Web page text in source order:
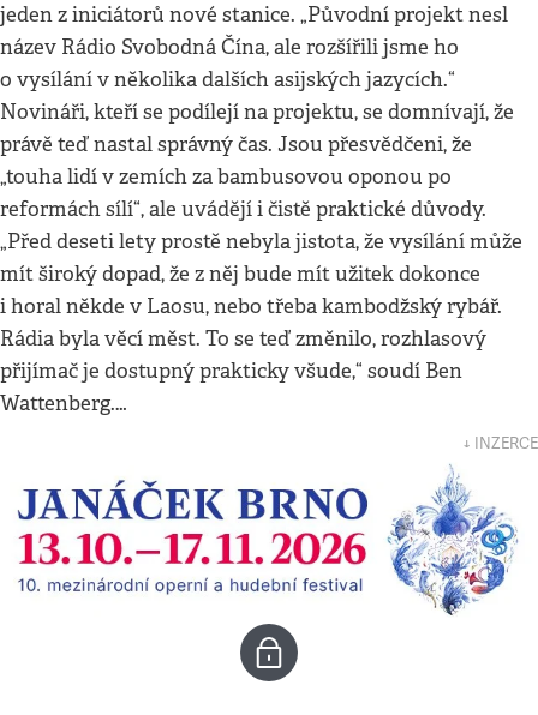
jeden z iniciátorů nové stanice. „Původní projekt nesl
název Rádio Svobodná Čína, ale rozšířili jsme ho
o vysílání v několika dalších asijských jazycích.“
Novináři, kteří se podílejí na projektu, se domnívají, že
právě teď nastal správný čas. Jsou přesvědčeni, že
„touha lidí v zemích za bambusovou oponou po
reformách sílí“, ale uvádějí i čistě praktické důvody.
„Před deseti lety prostě nebyla jistota, že vysílání může
mít široký dopad, že z něj bude mít užitek dokonce
i horal někde v Laosu, nebo třeba kambodžský rybář.
Rádia byla věcí měst. To se teď změnilo, rozhlasový
přijímač je dostupný prakticky všude,“ soudí Ben
Wattenberg.…
↓ INZERCE